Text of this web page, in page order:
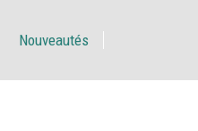
Nouveautés